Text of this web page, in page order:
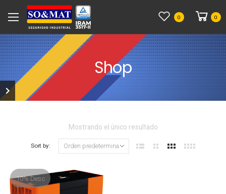
0 0
Shop
Mostrando el único resultado
Sort by:
10% Desc